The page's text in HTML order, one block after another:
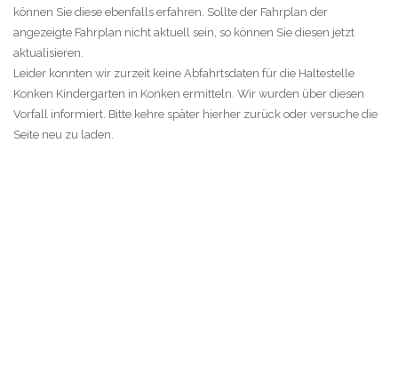
können Sie diese ebenfalls erfahren. Sollte der Fahrplan der
angezeigte Fahrplan nicht aktuell sein, so können Sie diesen jetzt
aktualisieren.
Leider konnten wir zurzeit keine Abfahrtsdaten für die Haltestelle
Konken Kindergarten in Konken ermitteln. Wir wurden über diesen
Vorfall informiert. Bitte kehre später hierher zurück oder versuche die
Seite neu zu laden.